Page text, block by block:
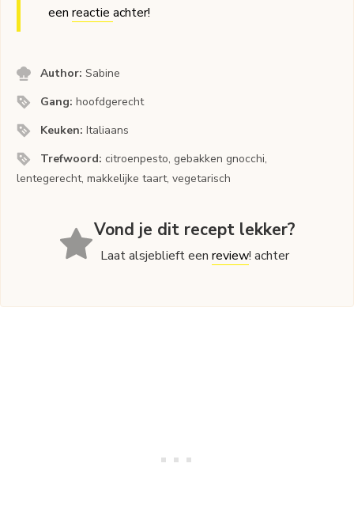
een reactie achter!
Author:Sabine
Gang:hoofdgerecht
Keuken:Italiaans
Trefwoord: citroenpesto, gebakken gnocchi,
lentegerecht, makkelijke taart, vegetarisch
Vond je dit recept lekker?
Laat alsjeblieft eenreview! achter